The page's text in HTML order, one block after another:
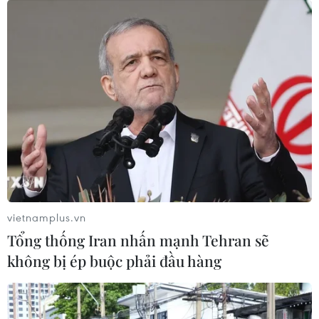
vietnamplus.vn
Tổng thống Iran nhấn mạnh Tehran sẽ
không bị ép buộc phải đầu hàng